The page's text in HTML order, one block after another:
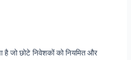
जो छोटे निवेशकों को नियमित और